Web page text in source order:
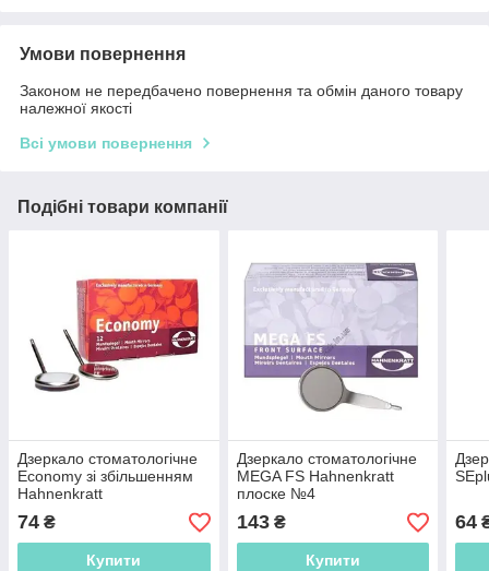
Умови повернення
Законом не передбачено повернення та обмін даного товару
належної якості
Всі умови повернення
Подібні товари компанії
Дзеркало стоматологічне
Economy зі збільшенням
Hahnenkratt
74 ₴
Купити
Дзеркало стоматологічне
MEGA FS Hahnenkratt
плоске №4
143₴
Купити
64